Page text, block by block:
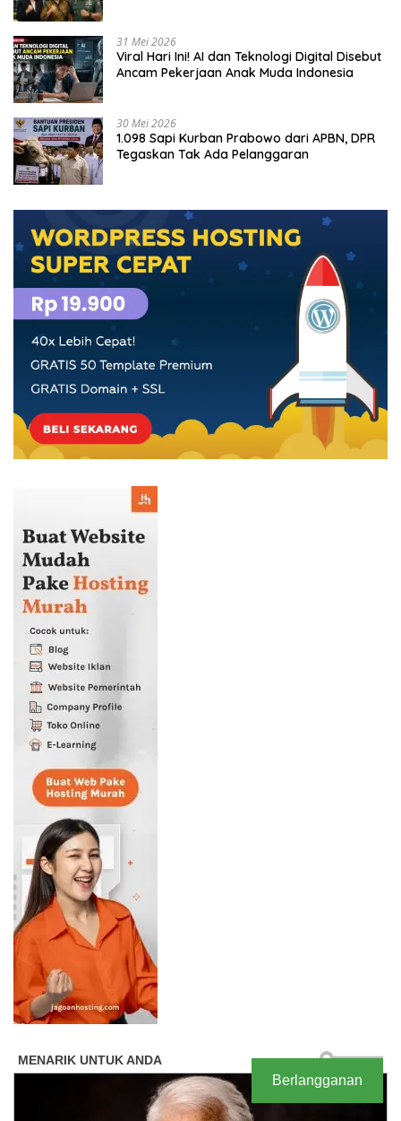
31 Mei 2026
Viral Hari Ini! AI dan Teknologi Digital Disebut
Ancam Pekerjaan Anak Muda Indonesia
30 Mei 2026
1.098 Sapi Kurban Prabowo dari APBN, DPR
Tegaskan Tak Ada Pelanggaran
Berlangganan